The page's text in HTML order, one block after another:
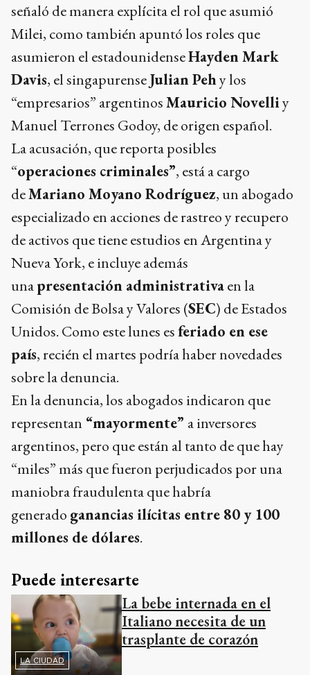
señaló de manera explícita el rol que asumió
Milei, como también apuntó los roles que
asumieron el estadounidenseHayden Mark
Davis, el singapurenseJulian Pehy los
“empresarios” argentinosMauricio Novelliy
Manuel Terrones Godoy, de origen español.
La acusación, que reporta posibles
“operaciones criminales”, está a cargo
deMariano Moyano Rodríguez, un abogado
especializado en acciones de rastreo y recupero
de activos que tiene estudios en Argentina y
Nueva York, e incluye además
unapresentación administrativaen la
Comisión de Bolsa y Valores (SEC) de Estados
Unidos. Como este lunes esferiado en ese
país, recién el martes podría haber novedades
sobre la denuncia.
En la denuncia, los abogados indicaron que
representan “mayormente” a inversores
argentinos, pero que están al tanto de que hay
“miles” más que fueron perjudicados por una
maniobra fraudulenta que habría
generado ganancias ilícitas entre 80 y 100
millones de dólares.
Puede interesarte
LA CIUDAD
La bebe internada en el
Italiano necesita de un
trasplante de corazón